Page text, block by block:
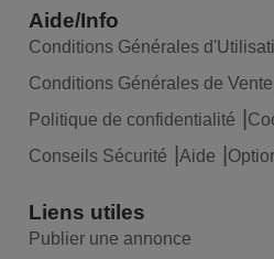
Aide/Info
Conditions Générales
Conditions Générales de Vente
Politique de confidentialité
Conseils Sécurité
Aide
Liens utiles
Publier une annonce